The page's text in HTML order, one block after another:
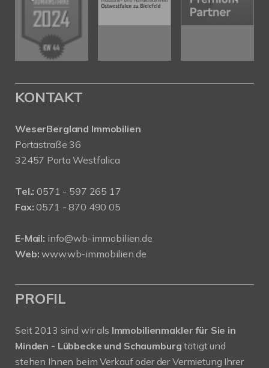
KONTAKT
WeserBergland Immobilien
Portastraße 36
32457 Porta Westfalica
Tel.: 0571 - 597 265 17
Fax: 0571 - 870 490 05
E-Mail: info@wb-immobilien.de
Web: www.wb-immobilien.de
PROFIL
Seit 2013 sind wir als Immobilienmakler für Sie in
Minden - Lübbecke und Schaumburgtätigt und
stehen Ihnen beim Verkauf oder der Vermietung Ihrer